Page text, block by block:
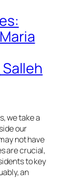
we take a
our
not have
are crucial,
to key
an